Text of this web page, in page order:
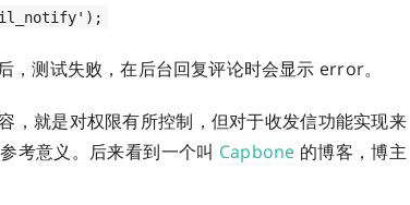
测试失败，在后台回复评论时会显示 error。
，就是对权限有所控制，但对于收发信功能实现来
考意义。后来看到一个叫 Capbone 的博客，博主